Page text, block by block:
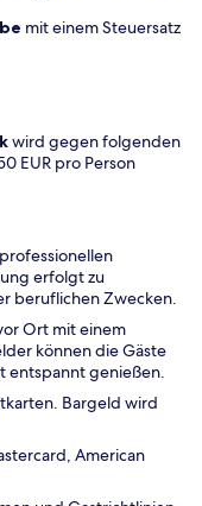
mit einem Steuersatz
wird gegen folgenden
EUR pro Person
erfolgt zu
beruflichen Zwecken.
Ort mit einem
können die Gäste
entspannt genießen.
Bargeld wird
American